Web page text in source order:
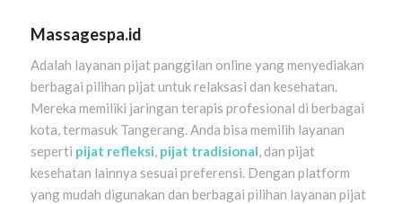
Massagespa.id
Adalah layanan pijat panggilan online yang menyediakan
berbagai pilihan pijat untuk relaksasi dan kesehatan.
Mereka memiliki jaringan terapis profesional di berbagai
kota, termasuk Tangerang. Anda bisa memilih layanan
seperti pijat refleksi, pijat tradisional, dan pijat
kesehatan lainnya sesuai preferensi. Dengan platform
yang mudah digunakan dan berbagai pilihan layanan pijat